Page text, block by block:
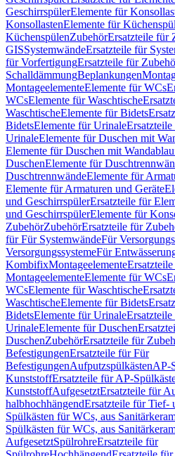
GeschirrspülerElemente für
KonsollastenElemente für
KüchenspülenZubehörErsatzteile für
GISSystemwändeErsatzteile für
für VorfertigungErsatzteile für
SchalldämmungBeplankungen
MontageelementeElemente für WCs
WCsElemente für Waschtische
WaschtischeElemente für Bidets
BidetsElemente für Urinale
UrinaleElemente für Duschen mit
Elemente für Duschen mit
DuschenElemente für
DuschtrennwändeElemente für
Elemente für Armaturen und Geräte
und GeschirrspülerErsatzteile für
und GeschirrspülerElemente für
ZubehörZubehörErsatzteile für
für Für SystemwändeFür
VersorgungssystemeFür
KombifixMontageelemente
MontageelementeElemente für WCs
WCsElemente für Waschtische
WaschtischeElemente für Bidets
BidetsElemente für Urinale
UrinaleElemente für Duschen
DuschenZubehörErsatzteile für
BefestigungenErsatzteile für Für
BefestigungenAufputzspülkästenAP-
KunststoffErsatzteile für AP-
KunststoffAufgesetztErsatzteile für
halbhochhängendErsatzteile für Tief-
Spülkästen für WCs, aus
Spülkästen für WCs, aus
AufgesetztSpülrohreErsatzteile für